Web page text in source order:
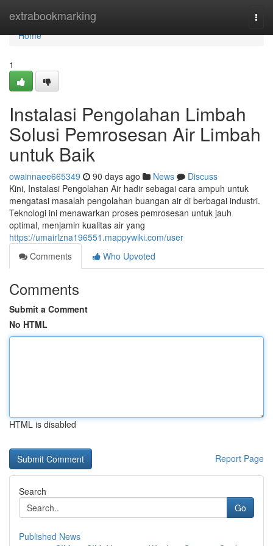
extrabookmarking
Home
Home
1
Instalasi Pengolahan Limbah
Solusi Pemrosesan Air Limbah
untuk Baik
owainnaee665349 90 days ago News
Discuss
Kini, Instalasi Pengolahan Air hadir sebagai cara ampuh untuk
mengatasi masalah pengolahan buangan air di berbagai industri.
Teknologi ini menawarkan proses pemrosesan untuk jauh
optimal, menjamin kualitas air yang
https://umairlzna196551.mappywiki.com/user
Comments
Who Upvoted
Comments
Submit a Comment
No HTML
HTML is disabled
Report Page
Search
Go
Published News